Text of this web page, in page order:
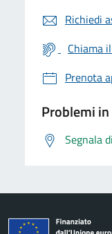
Richiedi
Chiama
Prenota
Problemi
Segnala